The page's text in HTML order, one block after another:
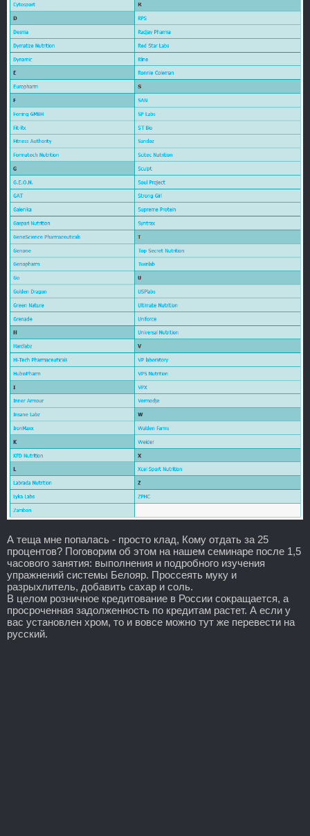
А теща мне попалась - просто клад, Кому отдать за 25
процентов? Поговорим об этом на нашем семинаре после 1,5
часового занятия: выполнения и подробного изучения
упражнений системы Белояр. Проссеять муку и
разрыхлитель, добавить сахар и соль.
В целом розничное кредитование в России сокращается, а
просроченная задолженность по кредитам растет. А если у
вас установлен хром, то и вовсе можно тут же перевести на
русский.